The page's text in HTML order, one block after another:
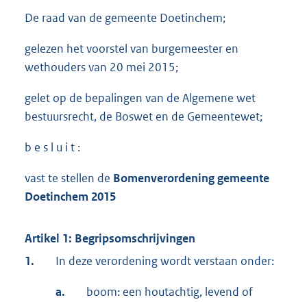
De raad van de gemeente Doetinchem;
gelezen het voorstel van burgemeester en
wethouders van 20 mei 2015;
gelet op de bepalingen van de Algemene wet
bestuursrecht, de Boswet en de Gemeentewet;
b e s l u i t :
vast te stellen de Bomenverordening gemeente
Doetinchem 2015
Artikel 1: Begripsomschrijvingen
1.
In deze verordening wordt verstaan onder:
a.
boom: een houtachtig, levend of